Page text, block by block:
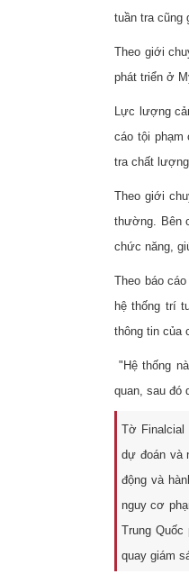
tuần tra cũng
Theo giới
phát triển ở
Lực lượng
cáo tội phạm
tra chất
Theo giới
thường. Bên
chức năng,
Theo báo
hệ thống trí
thông tin của
"Hệ thống
quan, sau đó
Tờ Finalcial
dự đoán và
động và
nguy cơ
Trung
quay giám